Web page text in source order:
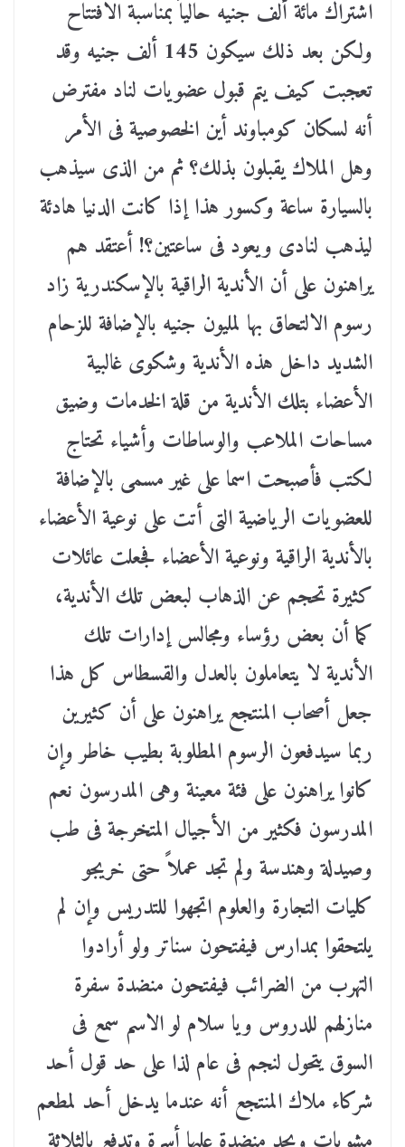
اشتراك مائة ألف جنيه حالياً بمناسبة الافتتاح
ولكن بعد ذلك سيكون 145 ألف جنيه وقد
تعجبت كيف يتم قبول عضويات لناد مفترض
أنه لسكان كومباوند أين الخصوصية فى الأمر
وهل الملاك يقبلون بذلك؟ ثم من الذى سيذهب
بالسيارة ساعة وكسور هذا إذا كانت الدنيا هادئة
ليذهب لنادى ويعود فى ساعتين؟! أعتقد هم
يراهنون على أن الأندية الراقية بالإسكندرية زاد
رسوم الالتحاق بها لمليون جنيه بالإضافة للزحام
الشديد داخل هذه الأندية وشكوى غالبية
الأعضاء بتلك الأندية من قلة الخدمات وضيق
مساحات الملاعب والوساطات وأشياء تحتاج
لكتب فأصبحت اسما على غير مسمى بالإضافة
للعضويات الرياضية التى أتت على نوعية الأعضاء
بالأندية الراقية ونوعية الأعضاء فجعلت عائلات
كثيرة تحجم عن الذهاب لبعض تلك الأندية،
كما أن بعض رؤساء ومجالس إدارات تلك
الأندية لا يتعاملون بالعدل والقسطاس كل هذا
جعل أصحاب المنتجع يراهنون على أن كثيرين
ربما سيدفعون الرسوم المطلوبة بطيب خاطر وإن
كانوا يراهنون على فئة معينة وهى المدرسون نعم
المدرسون فكثير من الأجيال المتخرجة فى طب
وصيدلة وهندسة ولم تجد عملاً حتى خريجو
كليات التجارة والعلوم اتجهوا للتدريس وإن لم
يلتحقوا بمدارس فيفتحون سناتر ولو أرادوا
التهرب من الضرائب فيفتحون منضدة سفرة
منازلهم للدروس ويا سلام لو الاسم سمع فى
السوق يتحول لنجم فى عام لذا على حد قول أحد
شركاء ملاك المنتجع أنه عندما يدخل أحد لمطعم